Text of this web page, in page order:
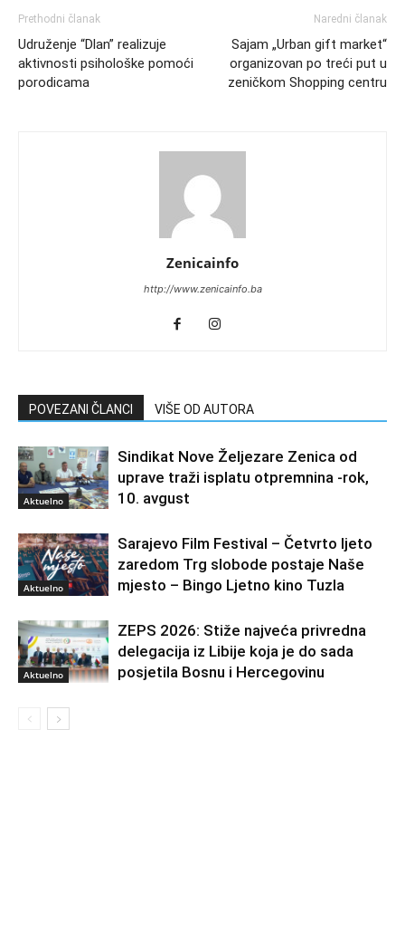
Prethodni članak
Udruženje “Dlan” realizuje
aktivnosti psihološke pomoći
porodicama
Naredni članak
Sajam „Urban gift market“
organizovan po treći put u
zeničkom Shopping centru
Zenicainfo
http://www.zenicainfo.ba
POVEZANI ČLANCI VIŠE OD AUTORA
Aktuelno
Sindikat Nove Željezare Zenica od
uprave traži isplatu otpremnina -rok,
10. avgust
Aktuelno
Sarajevo Film Festival – Četvrto ljeto
zaredom Trg slobode postaje Naše
mjesto – Bingo Ljetno kino Tuzla
Aktuelno
ZEPS 2026: Stiže najveća privredna
delegacija iz Libije koja je do sada
posjetila Bosnu i Hercegovinu